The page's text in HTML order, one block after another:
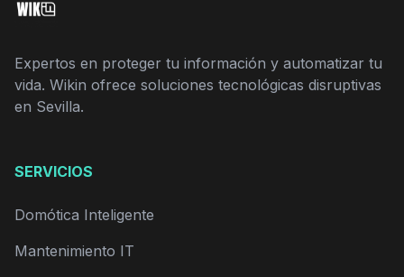
Expertos en proteger tu información y automatizar tu
vida. Wikin ofrece soluciones tecnológicas disruptivas
en Sevilla.
SERVICIOS
Domótica Inteligente
Mantenimiento IT